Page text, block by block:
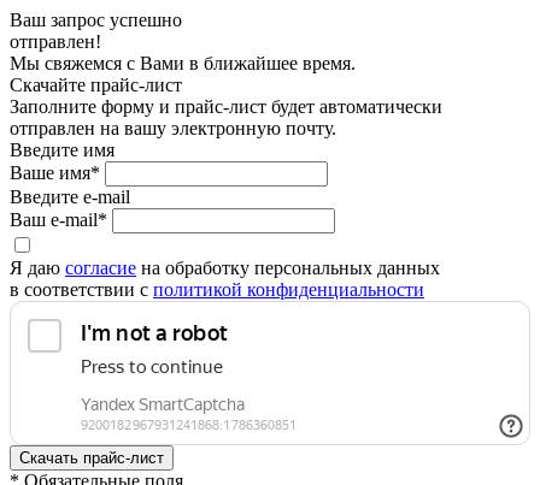
Ваш запрос успешно
отправлен!
Мы свяжемся с Вами в ближайшее время.
Скачайте прайс-лист
Заполните форму и прайс-лист будет автоматически
отправлен на вашу электронную почту.
Введите имя
Ваше имя*
Введите e-mail
Ваш e-mail*
Я даю согласие на обработку персональных данных
в соответствии с политикой конфиденциальности
* Обязательные поля